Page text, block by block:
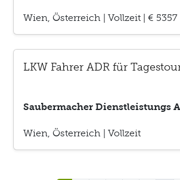
Wien, Österreich | Vollzeit | € 5357
LKW Fahrer ADR für
Saubermacher Dienstleistungs
Wien, Österreich | Vollzeit